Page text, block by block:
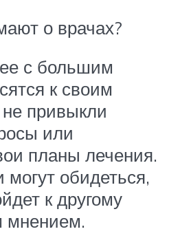
о врачах?
с большим
к своим
привыкли
или
планы лечения.
обидеться,
к другому
мнением.